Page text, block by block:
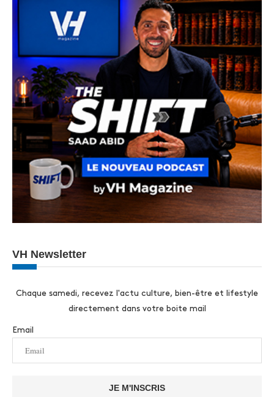
VH Newsletter
Chaque samedi, recevez l'actu culture, bien-être et lifestyle
directement dans votre boite mail
Email
JE M'INSCRIS